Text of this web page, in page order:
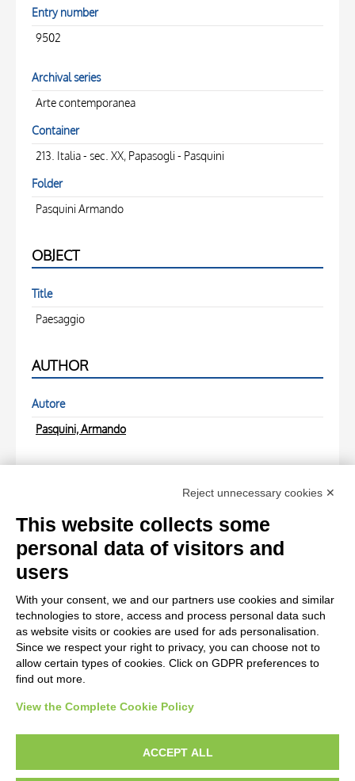
Entry number
9502
Archival series
Arte contemporanea
Container
213. Italia - sec. XX, Papasogli - Pasquini
Folder
Pasquini Armando
OBJECT
Title
Paesaggio
AUTHOR
Autore
Pasquini, Armando
PHOTOGRAPHS
Photo Entry
Anonimo , fronte
Photo Entry
Anonimo , retro
diritto d’autore, legge 22 aprile 1941 n. 633. I diritti degli autori, degli artisti e
dei fotografi che hanno realizzato le opere e le immagini, degli enti e delle
Reject unnecessary cookies ✕
This website collects some
personal data of visitors and
users
With your consent, we and our partners use cookies and similar
technologies to store, access and process personal data such
as website visits or cookies are used for ads personalisation.
Since we respect your right to privacy, you can choose not to
allow certain types of cookies. Click on GDPR preferences to
find out more.
View the Complete Cookie Policy
ACCEPT ALL